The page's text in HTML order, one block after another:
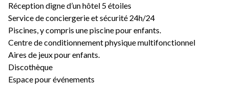
Réception digne d’un hôtel 5 étoiles
Service de conciergerie et sécurité 24h/24
Piscines, y compris une piscine pour enfants.
Centre de conditionnement physique multifonctionnel
Aires de jeux pour enfants.
Discothèque
Espace pour événements